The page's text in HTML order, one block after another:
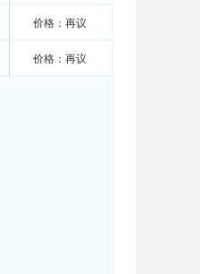
价格：再议
价格：再议